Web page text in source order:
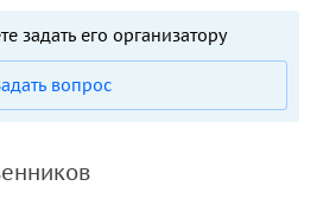
задать его организатору
вопрос